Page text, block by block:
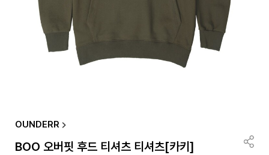
OUNDERR
BOO 오버핏 후드 티셔츠 티셔츠[카키]